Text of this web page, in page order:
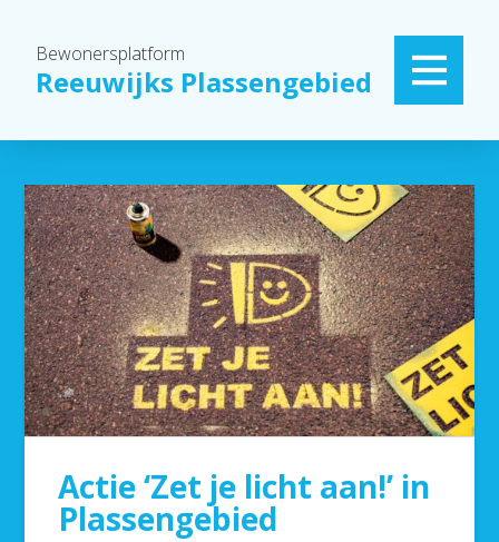
Bewonersplatform
Reeuwijks Plassengebied
Actie ‘Zet je licht aan!’ in
Plassengebied